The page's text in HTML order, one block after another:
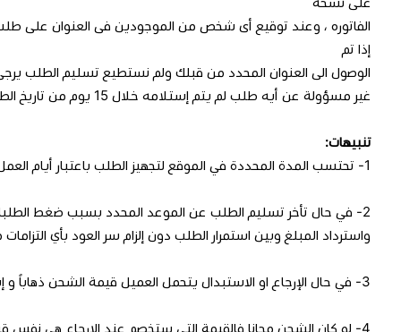
الفاتوره ، وعند توقيع أى شخص من الموجودين فى العنوان على طلب
إذا تم
الوصول الى العنوان المحدد من قبلك ولم نستطيع تسليم الطلب
غير مسؤولة عن أيه طلب لم يتم إستلامه خلال 15 يوم من تاريخ الطلب .
تنبيهات:
1- تحتسب المدة المحددة في الموقع لتجهيز الطلب باعتبار أيام العمل وهي: من الأحد إلى الخميس، ولا تشمل المدة إجازات الأعياد.
2- في حال تأخر تسليم الطلب عن الموعد المحدد بسبب ضغط
واسترداد المبلغ وبين استمرار الطلب دون إلزام سر العود بأي
3- في حال الإرجاع او الاستبدال يتحمل العميل قيمة الشحن ذهاباً و إيابا.
4- لو كان الشحن مجانا فالقيمة التي ستخصم عند الإرجاع هي نفس قيمة الشحن الخاصة من شركة الشحن أو مندوب التوصيل.